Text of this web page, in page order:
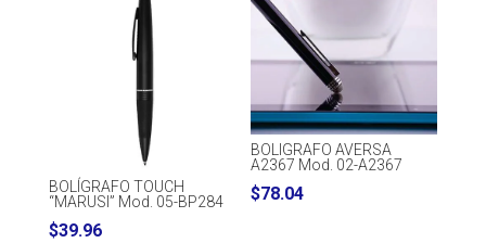
BOLÍGRAFO TOUCH
“MARUSI” Mod. 05-BP284
$39.96
BOLIGRAFO AVERSA
A2367 Mod. 02-A2367
$78.04